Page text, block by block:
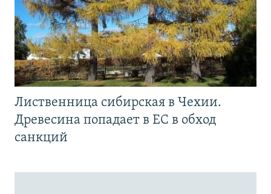
Лиственница сибирская в Чехии.
Древесина попадает в ЕС в обход
санкций